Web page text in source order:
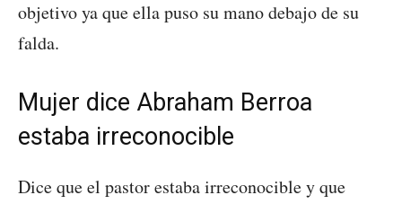
objetivo ya que ella puso su mano debajo de su
falda.
Mujer dice Abraham Berroa
estaba irreconocible
Dice que el pastor estaba irreconocible y que